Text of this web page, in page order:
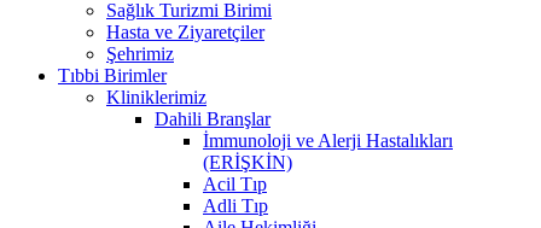
Sağlık Turizmi Birimi
Hasta ve Ziyaretçiler
Şehrimiz
Tıbbi Birimler
Kliniklerimiz
Dahili Branşlar
İmmunoloji ve Alerji Hastalıkları
(ERİŞKİN)
Acil Tıp
Adli Tıp